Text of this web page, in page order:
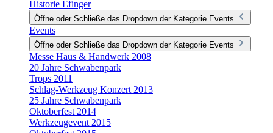
Historie Efinger
Öffne oder Schließe das Dropdown der Kategorie Events
Events
Öffne oder Schließe das Dropdown der Kategorie Events
Messe Haus & Handwerk 2008
20 Jahre Schwabenpark
Trops 2011
Schlag-Werkzeug Konzert 2013
25 Jahre Schwabenpark
Oktoberfest 2014
Werkzeugevent 2015